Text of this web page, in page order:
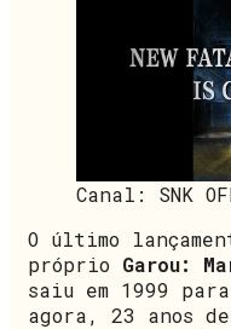
Canal: SNK
O último
próprio Garou:
saiu em 1999 para
agora, 23 anos